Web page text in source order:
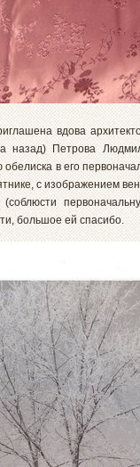
вдова
назад) Петрова
в его
с изображением
большое ей спасибо.